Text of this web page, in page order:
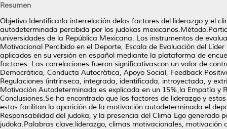
Resumen
Objetivo.Identificarla interrelación delos factores del liderazgo y el
autodeterminada percibida por los judokas
universidades de la República Mexicana. Los instrumentos de
Motivacional Percibido en el Deporte, Escala de Evaluación del
aplicados en su versión en español mediante la plataforma de
factores. Las correlaciones fueron significativascon un valor de
Democrática, Conducta Autocrática, Apoyo Social, Feedback
Regulaciones (intrínseca, integrada, identificada, introyectada, y
Motivación Autodeterminada es explicada en un 15%,la Empatía y
Conclusiones.Se ha encontrado que los factores de liderazgo y
estos facilitan la aparición de la motivación autodeterminada el
Responsabilidad del judoka, y la presencia del Clima Ego
judoka.Palabras clave:liderazgo, climas motivacionales, motivación